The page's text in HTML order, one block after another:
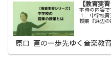
【教育実
本時の内容で
１．中学校
授業『浜辺
原口 直の一歩先ゆく音楽教育